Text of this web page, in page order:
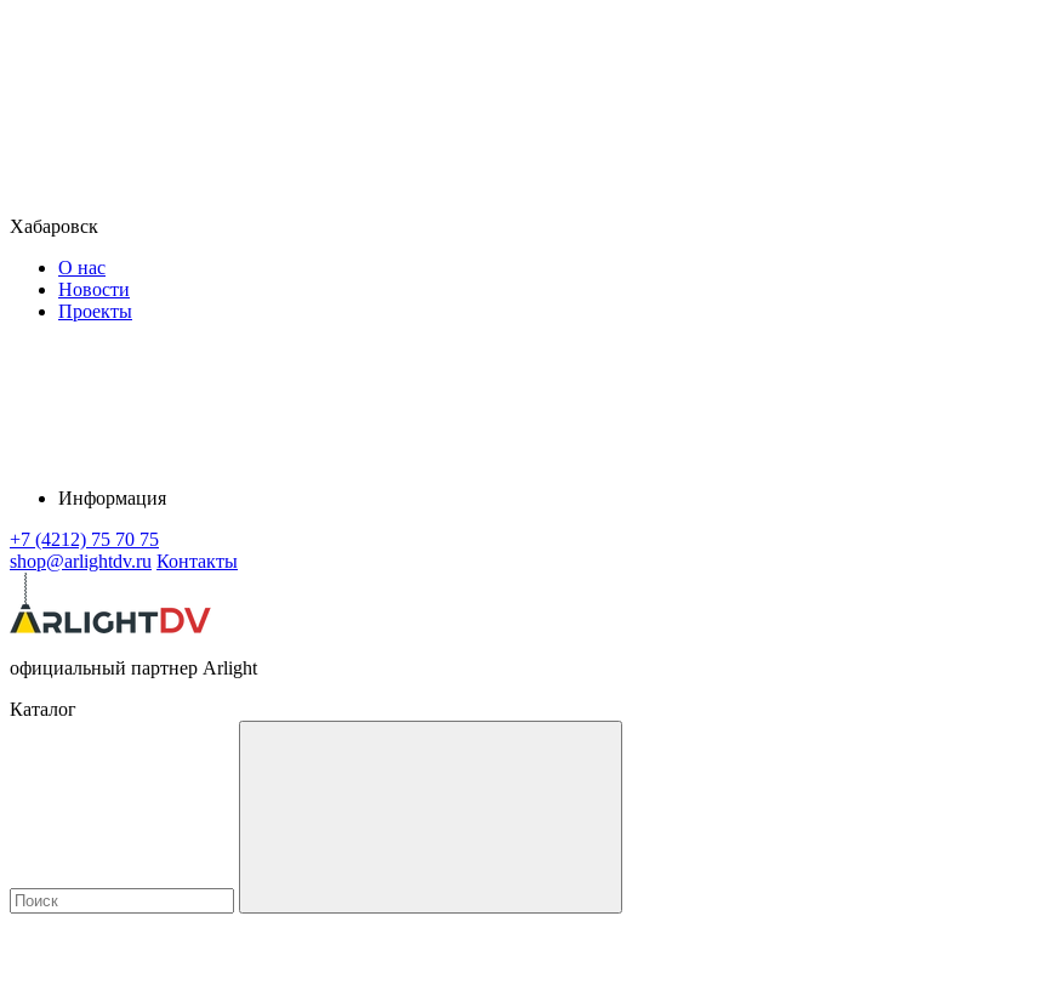
Хабаровск
О нас
Новости
Проекты
Информация
+7 (4212) 75 70 75
shop@arlightdv.ru Контакты
официальный партнер Arlight
Каталог